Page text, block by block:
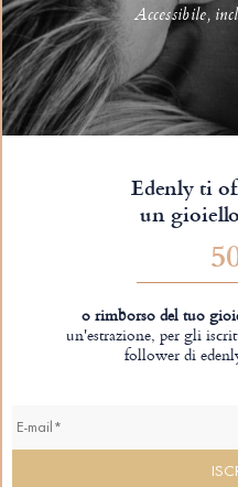
Accessibile,
Edenly ti
un
o rimborso del tuo
un'estrazione, per gli
follower di